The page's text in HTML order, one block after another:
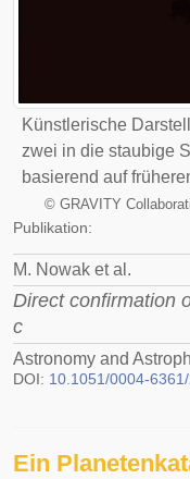
Künstlerische
zwei in die staubige
basierend auf
© GRAVITY
Publikation:
M. Nowak et al.
Direct confirmation
c
Astronomy and
DOI: 10.1051/0004-
Ein